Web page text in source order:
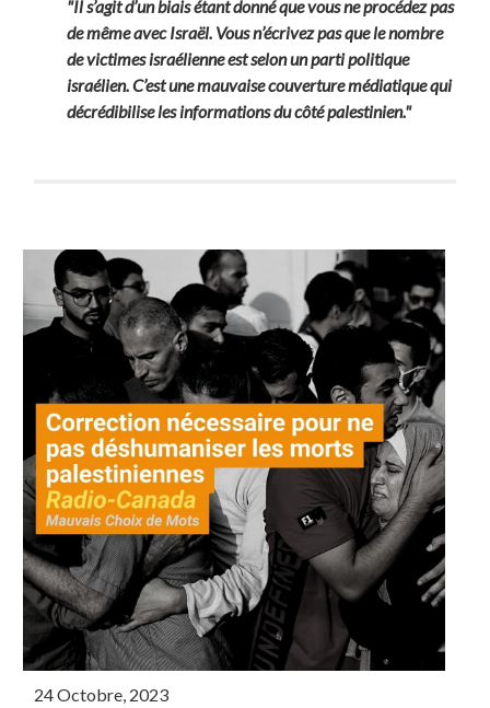
"Il s’agit d’un biais étant donné que vous ne procédez pas
de même avec Israël. Vous n’écrivez pas que le nombre
de victimes israélienne est selon un parti politique
israélien. C’est une mauvaise couverture médiatique qui
décrédibilise les informations du côté palestinien."
24 Octobre, 2023